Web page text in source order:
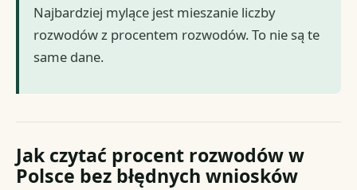
Najbardziej mylące jest mieszanie liczby
rozwodów z procentem rozwodów. To nie są te
same dane.
Jak czytać procent rozwodów w
Polsce bez błędnych wniosków